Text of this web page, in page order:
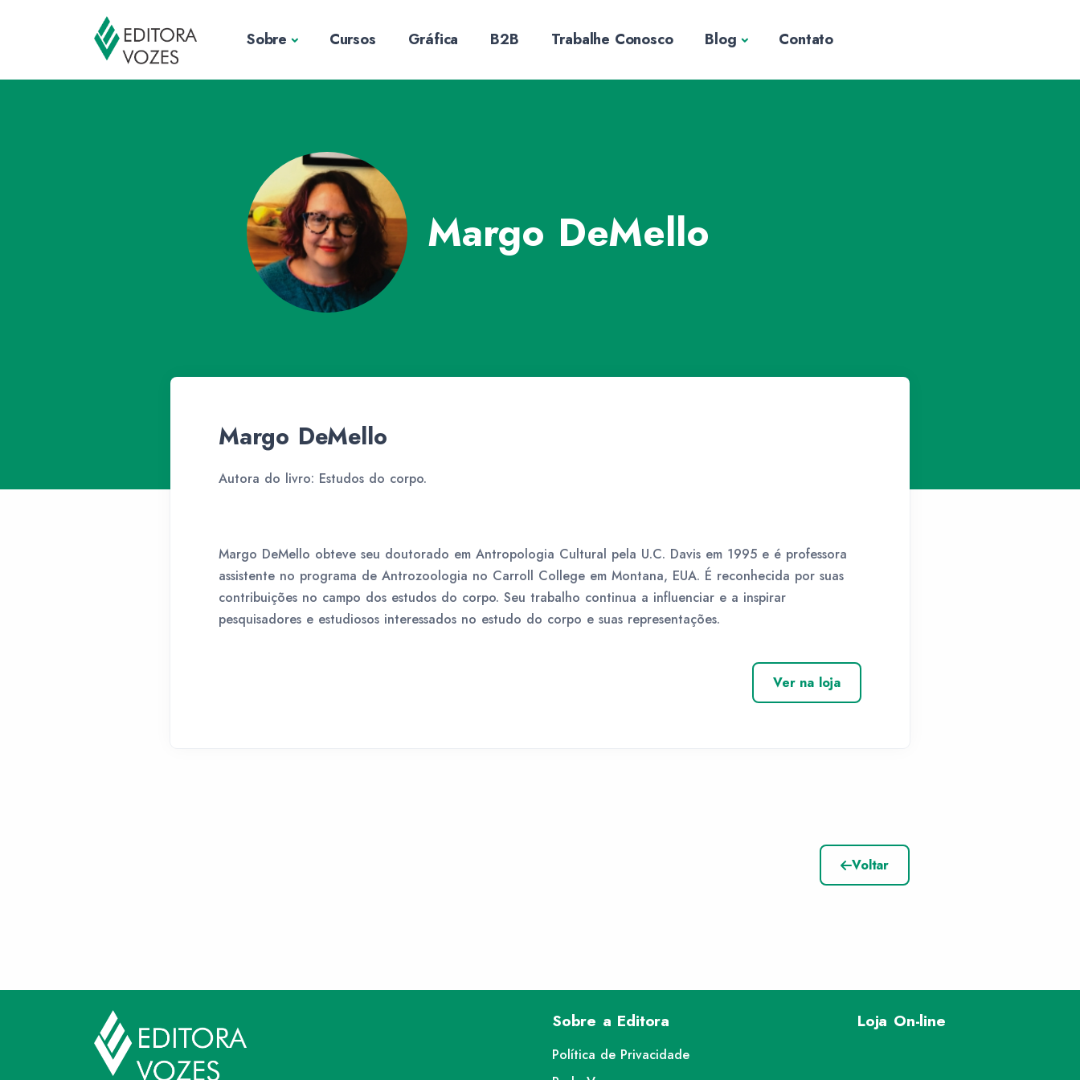
Sobre Cursos Gráfica B2B Trabalhe Conosco Blog Contato
Margo DeMello
Margo DeMello
Autora do livro: Estudos do corpo.
Margo DeMello obteve seu doutorado em Antropologia Cultural pela U.C. Davis em 1995 e é professora
assistente no programa de Antrozoologia no Carroll College em Montana, EUA. É reconhecida por suas
contribuições no campo dos estudos do corpo. Seu trabalho continua a influenciar e a inspirar
pesquisadores e estudiosos interessados no estudo do corpo e suas representações.
Ver na loja
Voltar
Sobre a Editora
Política de Privacidade
Loja On-line